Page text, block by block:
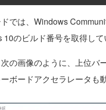
では、Windows
のビルド番号を取得して
の画像のように、上位バ
ボードアクセラレータも